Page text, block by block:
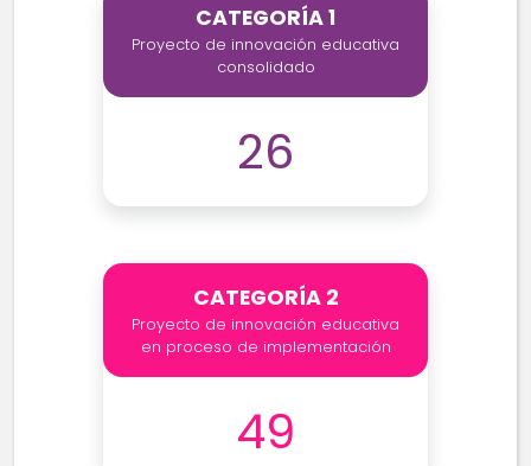
CATEGORÍA 1
Proyecto de innovación educativa
consolidado
26
CATEGORÍA 2
Proyecto de innovación educativa
en proceso de implementación
49